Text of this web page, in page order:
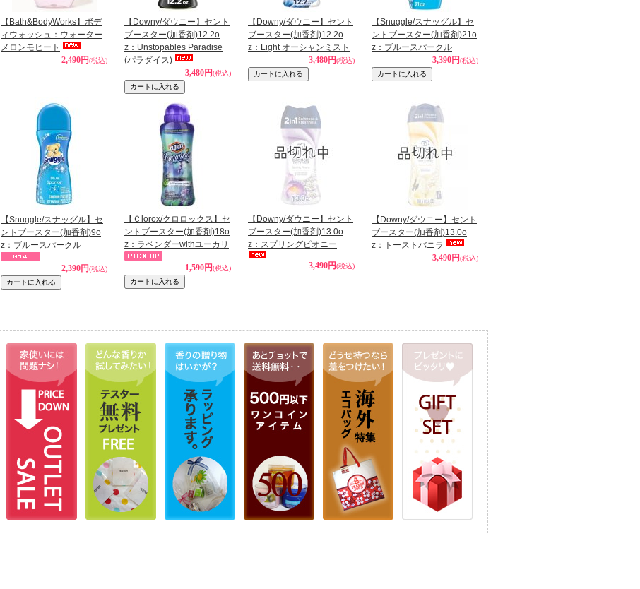
【Bath&BodyWorks】ボデ
ィウォッシュ：ウォーター
メロンモヒート
2,490円(税込)
【Downy/ダウニー】セント
ブースター(加香剤)12.2o
z：Unstopables Paradise
(パラダイス)
3,480円(税込)
【Downy/ダウニー】セント
ブースター(加香剤)12.2o
z：Light オーシャンミスト
3,480円(税込)
【Snuggle/スナッグル】セ
ントブースター(加香剤)21o
z：ブルースパークル
3,390円(税込)
【Snuggle/スナッグル】セ
ントブースター(加香剤)9o
z：ブルースパークル
2,390円(税込)
【Ｃlorox/クロロックス】セ
ントブースター(加香剤)18o
z：ラベンダーwithユーカリ
1,590円(税込)
【Downy/ダウニー】セント
ブースター(加香剤)13.0o
z：スプリングピオニー
3,490円(税込)
【Downy/ダウニー】セント
ブースター(加香剤)13.0o
z：トーストバニラ
3,490円(税込)